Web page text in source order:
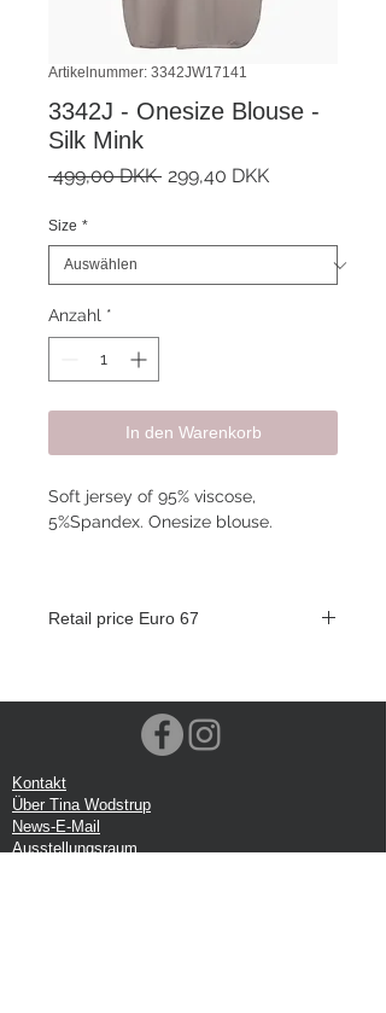
Artikelnummer: 3342JW17141
3342J - Onesize Blouse -
Silk Mink
499,00 DKK Standardpreis
299,40 DKKSale-
Size *
Anzahl *
In den Warenkorb
Soft jersey of 95% viscose,
5%Spandex. Onesize blouse.
Retail price Euro 67
Kontakt
Über Tina Wodstrup
News-E-Mail
Ausstellungsraum